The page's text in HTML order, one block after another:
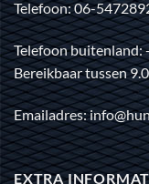
Telefoon: 06-
Telefoon buitenland:
Bereikbaar tussen
Emailadres:
EXTRA